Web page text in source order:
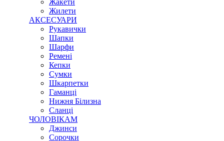
Жакети
Жилети
АКСЕСУАРИ
Рукавички
Шапки
Шарфи
Ремені
Кепки
Сумки
Шкарпетки
Гаманці
Нижня Білизна
Сланці
ЧОЛОВІКАМ
Джинси
Сорочки